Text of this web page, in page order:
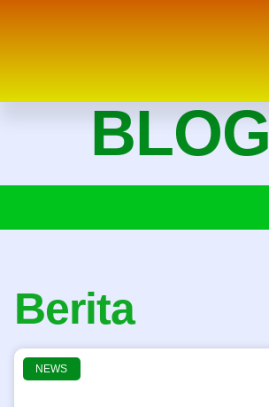
BLOG
Berita
NEWS